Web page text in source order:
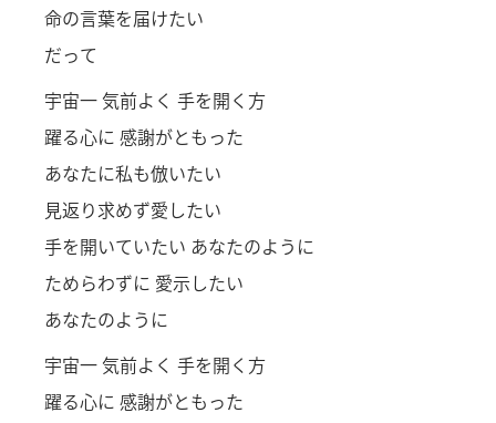
命の言葉を届けたい
だって
宇宙一 気前よく 手を開く 方
躍る心に 感謝がともった
あなたに私も倣いたい
見返り求めず愛したい
手を開いていたい あなたのように
ためらわずに 愛示したい
あなたのように
宇宙一 気前よく 手を開く 方
躍る心に 感謝がともった